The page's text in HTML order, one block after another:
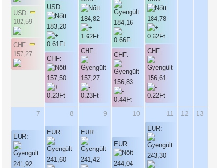
USD:
182,59
CHF:
157,27
USD:
183,20
CHF:
157,50
184,82
CHF:
157,27
184,16
CHF:
156,83
184,78
CHF:
156,61
7
EUR:
241,92
8
EUR:
241,60
9
EUR:
241,42
10
EUR:
244,04
11
EUR:
243,30
12 13